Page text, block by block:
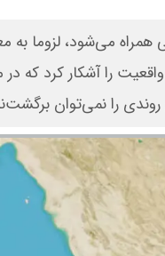
می‌شود، لزوما به
را آشکار کرد که
را نمی‌توان